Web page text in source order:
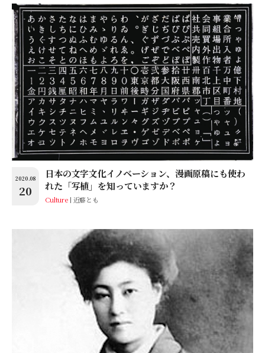
2020.08
20
日本の文字文化イノベーション、漫画原稿にも使わ
れた「写植」を知っていますか？
Culture 近藤とも